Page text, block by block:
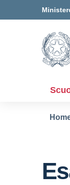
della scuola